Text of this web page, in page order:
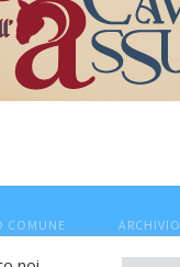
COMUNE ARCHIVIO